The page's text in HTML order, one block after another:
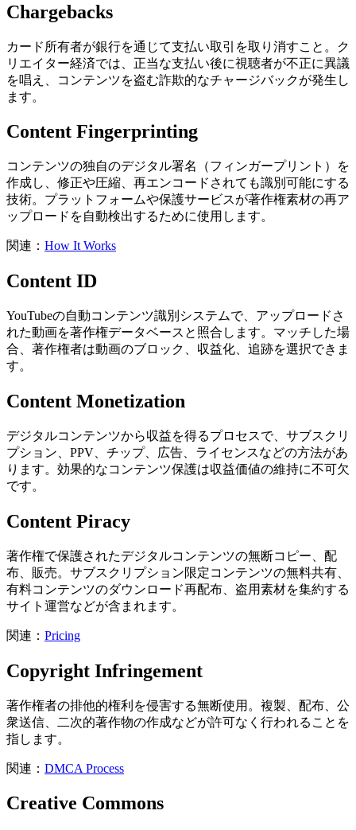
Chargebacks
カード所有者が銀行を通じて支払い取引を取り消すこと。ク
リエイター経済では、正当な支払い後に視聴者が不正に異議
を唱え、コンテンツを盗む詐欺的なチャージバックが発生し
ます。
Content Fingerprinting
コンテンツの独自のデジタル署名（フィンガープリント）を
作成し、修正や圧縮、再エンコードされても識別可能にする
技術。プラットフォームや保護サービスが著作権素材の再ア
ップロードを自動検出するために使用します。
関連： How It Works
Content ID
YouTubeの自動コンテンツ識別システムで、アップロードさ
れた動画を著作権データベースと照合します。マッチした場
合、著作権者は動画のブロック、収益化、追跡を選択できま
す。
Content Monetization
デジタルコンテンツから収益を得るプロセスで、サブスクリ
プション、PPV、チップ、広告、ライセンスなどの方法があ
ります。効果的なコンテンツ保護は収益価値の維持に不可欠
です。
Content Piracy
著作権で保護されたデジタルコンテンツの無断コピー、配
布、販売。サブスクリプション限定コンテンツの無料共有、
有料コンテンツのダウンロード再配布、盗用素材を集約する
サイト運営などが含まれます。
関連： Pricing
Copyright Infringement
著作権者の排他的権利を侵害する無断使用。複製、配布、公
衆送信、二次的著作物の作成などが許可なく行われることを
指します。
関連： DMCA Process
Creative Commons